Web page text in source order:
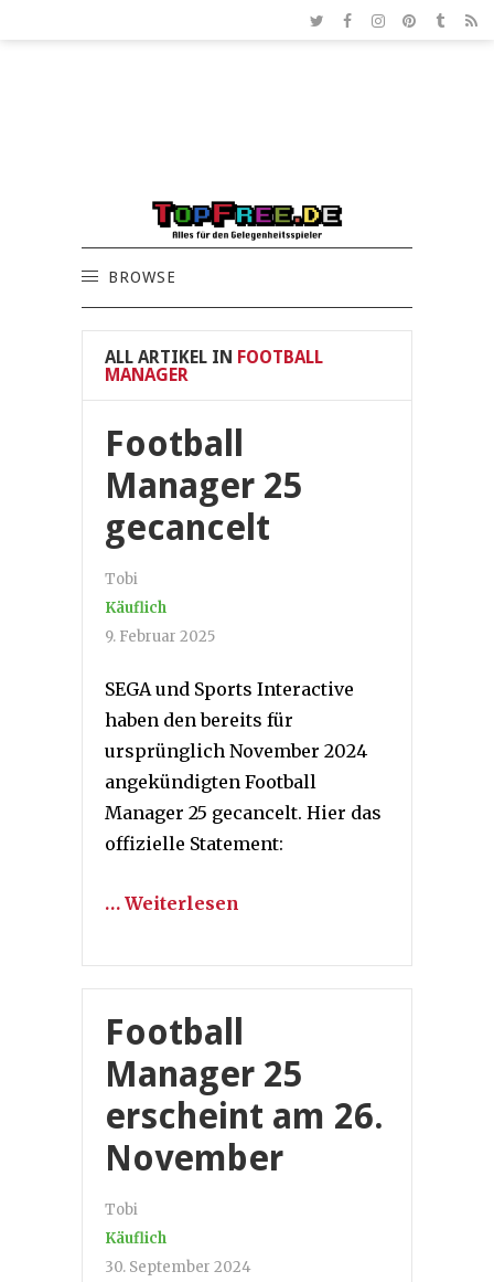
BROWSE
ALL ARTIKEL IN FOOTBALL
MANAGER
Football
Manager 25
gecancelt
Tobi
Käuflich
9. Februar 2025
SEGA und Sports Interactive
haben den bereits für
ursprünglich November 2024
angekündigten Football
Manager 25 gecancelt. Hier das
offizielle Statement:
… Weiterlesen
Football
Manager 25
erscheint am 26.
November
Tobi
Käuflich
30. September 2024